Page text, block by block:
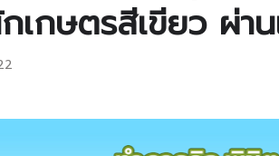
เกษตรสีเขียว ผ่